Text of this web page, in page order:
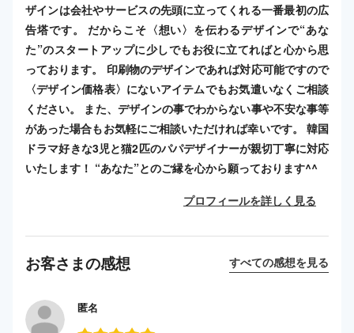
ザインは会社やサービスの先頭に立ってくれる一番最初の広
告塔です。 だからこそ〈想い〉を伝わるデザインで“あな
た”のスタートアップに少しでもお役に立てればと心から思
っております。 印刷物のデザインであれば対応可能ですので
〈デザイン価格表〉にないアイテムでもお気遣いなくご相談
ください。 また、デザインの事でわからない事や不安な事等
があった場合もお気軽にご相談いただければ幸いです。 韓国
ドラマ好きな3児と猫2匹のパパデザイナーが親切丁寧に対応
いたします！ “あなた”とのご縁を心から願っております^^
プロフィールを詳しく見る
お客さまの感想 すべての感想を見る
匿名